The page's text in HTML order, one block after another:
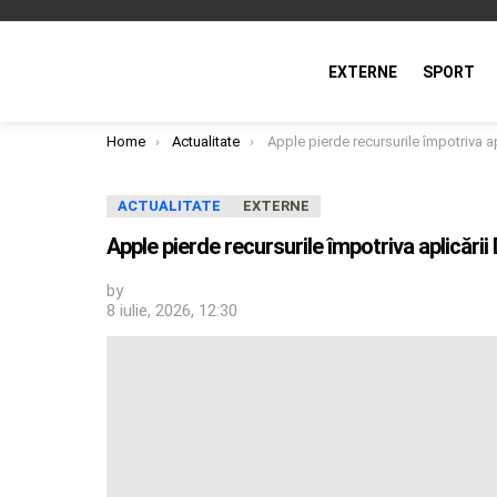
EXTERNE SPORT
You are here:
Home Actualitate Apple pierde recursurile împotriva aplicării DMA App Store şi iOS de
ACTUALITATE EXTERNE
Apple pierde recursurile împotriva aplicării
by
8 iulie, 2026, 12:30